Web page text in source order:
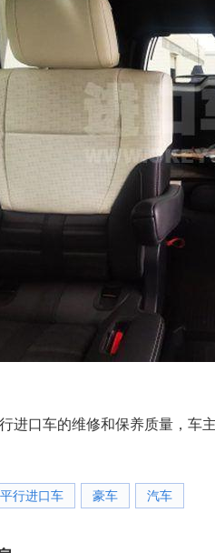
进口车的维修和保养质量，车
平行进口车 豪车 汽车